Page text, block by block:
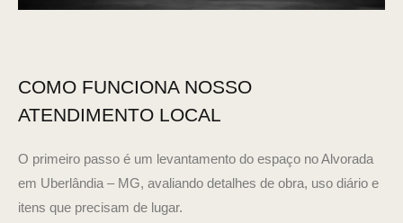
COMO FUNCIONA NOSSO
ATENDIMENTO LOCAL
O primeiro passo é um levantamento do espaço no Alvorada
em Uberlândia – MG, avaliando detalhes de obra, uso diário e
itens que precisam de lugar.